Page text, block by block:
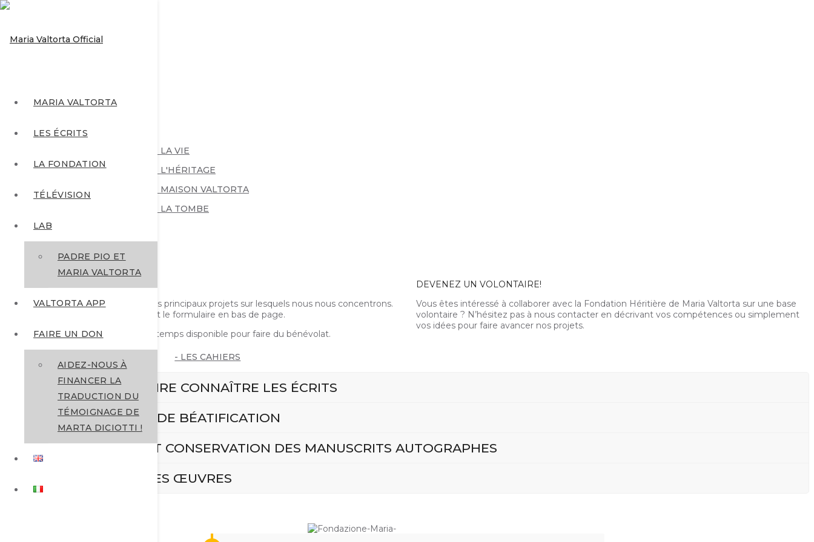
- LA VIE
- L'HÉRITAGE
- MAISON VALTORTA
- LA TOMBE
LES ÉCRITS
- L’EVANGILE TEL QU'IL M'A ÉTÉ RÉVÉLÉ
- LEÇONS SUR L'EPÎTRE DE SAINT PAUL AUX ROMAINS
- LES CAHIERS
- LE LIVRE D’AZARIAS
- LA CORRESPONDANCE
LA FONDATION
Nous soutenir
Vous trouverez ci-dessous la liste des principaux projets sur lesquels nous nous concentrons.
Vous pouvez faire un don en utilisant le formulaire en bas de page.
Ou contactez-nous si vous avez du temps disponible pour faire du bénévolat.
DEVENEZ UN VOLONTAIRE!
Vous êtes intéressé à collaborer avec la Fondation Héritière de Maria Valtorta sur une base
volontaire ? N’hésitez pas à nous contacter en décrivant vos compétences ou simplement
vos idées pour faire avancer nos projets.
DIFFUSER ET FAIRE CONNAÎTRE LES ÉCRITS
VERS LA CAUSE DE BÉATIFICATION
SAUVEGARDE ET CONSERVATION DES MANUSCRITS AUTOGRAPHES
TRADUCTION DES ŒUVRES
MARIA VALTORTA
LES ÉCRITS
LA FONDATION
TÉLÉVISION
LAB
PADRE PIO ET
MARIA VALTORTA
VALTORTA APP
FAIRE UN DON
AIDEZ-NOUS À
FINANCER LA
TRADUCTION DU
TÉMOIGNAGE DE
MARTA DICIOTTI !